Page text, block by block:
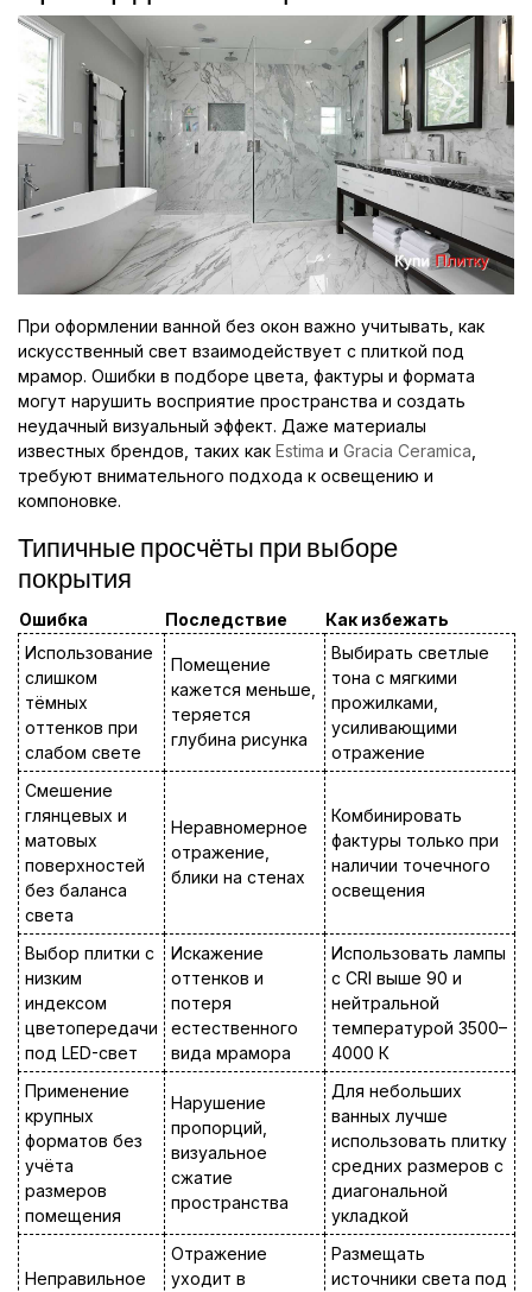
При оформлении ванной без окон важно учитывать, как
искусственный свет взаимодействует с плиткой под
мрамор. Ошибки в подборе цвета, фактуры и формата
могут нарушить восприятие пространства и создать
неудачный визуальный эффект. Даже материалы
известных брендов, таких как Estima и Gracia Ceramica
требуют внимательного подхода к освещению и
компоновке.
Типичные просчёты при выборе
покрытия
Ошибка Последствие
Как избежать
Использование
слишком
тёмных
оттенков при
слабом свете
Помещение
кажется меньше,
теряется
глубина рисунка
Выбирать светлые
тона с мягкими
прожилками,
усиливающими
отражение
Смешение
глянцевых и
матовых
поверхностей
без баланса
света
Неравномерное
отражение,
блики на стенах
Комбинировать
фактуры только при
наличии точечного
освещения
Выбор плитки с
низким
индексом
цветопередачи
под LED-свет
Искажение
оттенков и
потеря
естественного
вида мрамора
Использовать лампы
с CRI выше 90 и
нейтральной
температурой 3500–
4000 К
Применение
крупных
форматов без
учёта
размеров
помещения
Нарушение
пропорций,
визуальное
сжатие
пространства
Для небольших
ванных лучше
использовать плитку
средних размеров с
диагональной
укладкой
Неправильное
Отражение
уходит в
Размещать
источники света под